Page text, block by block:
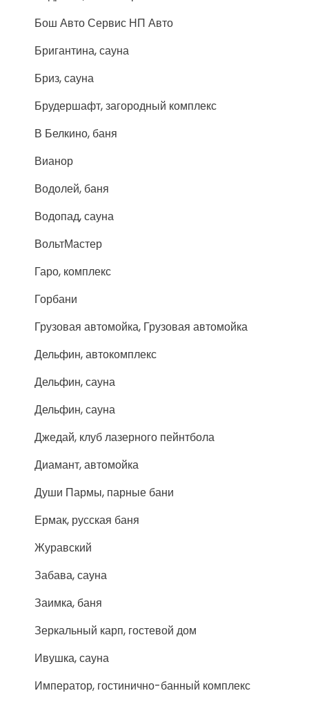
Бош Авто Сервис НП Авто
Бригантина, сауна
Бриз, сауна
Брудершафт, загородный комплекс
В Белкино, баня
Вианор
Водолей, баня
Водопад, сауна
ВольтМастер
Гаро, комплекс
Горбани
Грузовая автомойка, Грузовая автомойка
Дельфин, автокомплекс
Дельфин, сауна
Дельфин, сауна
Джедай, клуб лазерного пейнтбола
Диамант, автомойка
Души Пармы, парные бани
Ермак, русская баня
Журавский
Забава, сауна
Заимка, баня
Зеркальный карп, гостевой дом
Ивушка, сауна
Император, гостинично-банный комплекс